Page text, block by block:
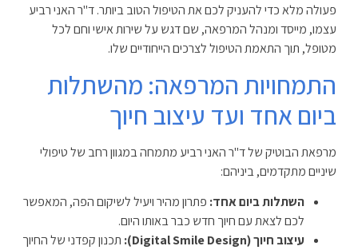
פעולה מלא כדי להעניק לכם את הטיפול הטוב ביותר. ד"ר האני רביע
עצמו, מייסד ומנהל המרפאה, שם דגש על שירות אישי וחם לכל
מטופל, תוך התאמת הטיפול לצרכים הייחודיים שלו.
התמחויות המרפאה: מהשתלות
ביום אחד ועד עיצוב חיוך
מרפאת הבוטיק של ד"ר האני רביע מתמחה במגוון רחב של טיפולי
שיניים מתקדמים, ביניהם:
השתלות ביום אחד: פתרון מהיר ויעיל לשיקום הפה, המאפשר
לכם לצאת עם חיוך חדש כבר באותו היום.
עיצוב חיוך (Digital Smile Design):
תכנון קפדני של החיוך